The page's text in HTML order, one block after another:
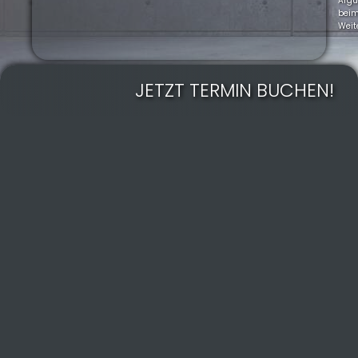
JETZT TERMIN BUCHEN!